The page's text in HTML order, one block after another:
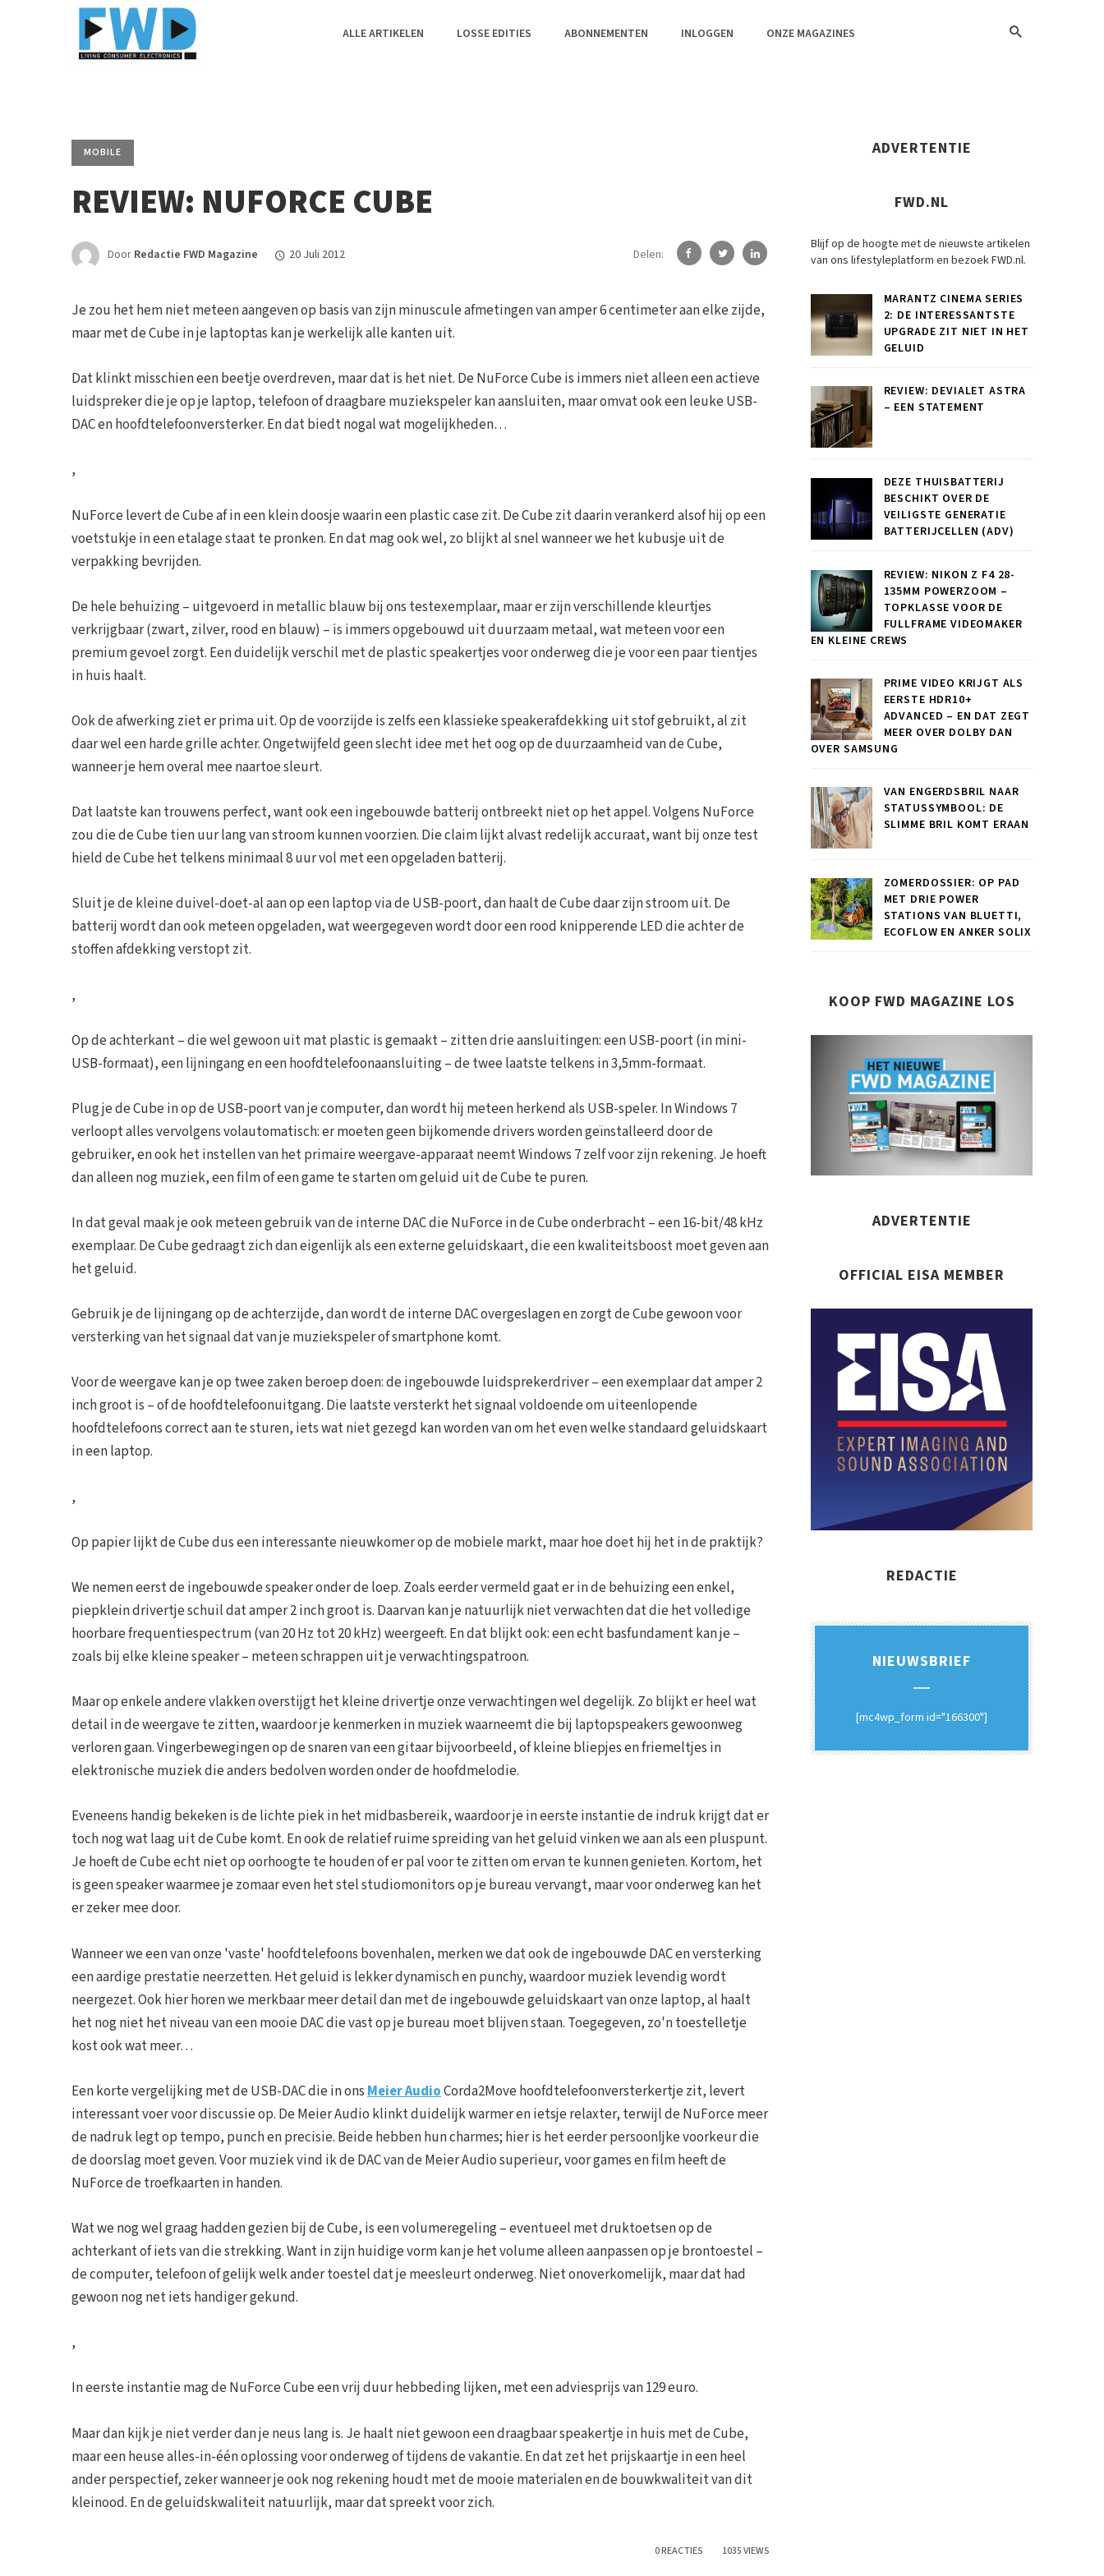
ALLE ARTIKELEN LOSSE EDITIES ABONNEMENTEN INLOGGEN ONZE MAGAZINES
MOBILE
REVIEW: NUFORCE CUBE
Door Redactie FWD Magazine 20 Juli 2012 Delen:
Je zou het hem niet meteen aangeven op basis van zijn minuscule afmetingen van amper 6 centimeter aan elke zijde,
maar met de Cube in je laptoptas kan je werkelijk alle kanten uit.
Dat klinkt misschien een beetje overdreven, maar dat is het niet. De NuForce Cube is immers niet alleen een actieve
luidspreker die je op je laptop, telefoon of draagbare muziekspeler kan aansluiten, maar omvat ook een leuke USB-
DAC en hoofdtelefoonversterker. En dat biedt nogal wat mogelijkheden…
,
NuForce levert de Cube af in een klein doosje waarin een plastic case zit. De Cube zit daarin verankerd alsof hij op een
voetstukje in een etalage staat te pronken. En dat mag ook wel, zo blijkt al snel wanneer we het kubusje uit de
verpakking bevrijden.
De hele behuizing – uitgevoerd in metallic blauw bij ons testexemplaar, maar er zijn verschillende kleurtjes
verkrijgbaar (zwart, zilver, rood en blauw) – is immers opgebouwd uit duurzaam metaal, wat meteen voor een
premium gevoel zorgt. Een duidelijk verschil met de plastic speakertjes voor onderweg die je voor een paar tientjes
in huis haalt.
Ook de afwerking ziet er prima uit. Op de voorzijde is zelfs een klassieke speakerafdekking uit stof gebruikt, al zit
daar wel een harde grille achter. Ongetwijfeld geen slecht idee met het oog op de duurzaamheid van de Cube,
wanneer je hem overal mee naartoe sleurt.
Dat laatste kan trouwens perfect, want ook een ingebouwde batterij ontbreekt niet op het appel. Volgens NuForce
zou die de Cube tien uur lang van stroom kunnen voorzien. Die claim lijkt alvast redelijk accuraat, want bij onze test
hield de Cube het telkens minimaal 8 uur vol met een opgeladen batterij.
Sluit je de kleine duivel-doet-al aan op een laptop via de USB-poort, dan haalt de Cube daar zijn stroom uit. De
batterij wordt dan ook meteen opgeladen, wat weergegeven wordt door een rood knipperende LED die achter de
stoffen afdekking verstopt zit.
,
Op de achterkant – die wel gewoon uit mat plastic is gemaakt – zitten drie aansluitingen: een USB-poort (in mini-
USB-formaat), een lijningang en een hoofdtelefoonaansluiting – de twee laatste telkens in 3,5mm-formaat.
Plug je de Cube in op de USB-poort van je computer, dan wordt hij meteen herkend als USB-speler. In Windows 7
verloopt alles vervolgens volautomatisch: er moeten geen bijkomende drivers worden geïnstalleerd door de
gebruiker, en ook het instellen van het primaire weergave-apparaat neemt Windows 7 zelf voor zijn rekening. Je hoeft
dan alleen nog muziek, een film of een game te starten om geluid uit de Cube te puren.
In dat geval maak je ook meteen gebruik van de interne DAC die NuForce in de Cube onderbracht – een 16-bit/48 kHz
exemplaar. De Cube gedraagt zich dan eigenlijk als een externe geluidskaart, die een kwaliteitsboost moet geven aan
het geluid.
Gebruik je de lijningang op de achterzijde, dan wordt de interne DAC overgeslagen en zorgt de Cube gewoon voor
versterking van het signaal dat van je muziekspeler of smartphone komt.
Voor de weergave kan je op twee zaken beroep doen: de ingebouwde luidsprekerdriver – een exemplaar dat amper 2
inch groot is – of de hoofdtelefoonuitgang. Die laatste versterkt het signaal voldoende om uiteenlopende
hoofdtelefoons correct aan te sturen, iets wat niet gezegd kan worden van om het even welke standaard geluidskaart
in een laptop.
,
Op papier lijkt de Cube dus een interessante nieuwkomer op de mobiele markt, maar hoe doet hij het in de praktijk?
We nemen eerst de ingebouwde speaker onder de loep. Zoals eerder vermeld gaat er in de behuizing een enkel,
piepklein drivertje schuil dat amper 2 inch groot is. Daarvan kan je natuurlijk niet verwachten dat die het volledige
hoorbare frequentiespectrum (van 20 Hz tot 20 kHz) weergeeft. En dat blijkt ook: een echt basfundament kan je –
zoals bij elke kleine speaker – meteen schrappen uit je verwachtingspatroon.
Maar op enkele andere vlakken overstijgt het kleine drivertje onze verwachtingen wel degelijk. Zo blijkt er heel wat
detail in de weergave te zitten, waardoor je kenmerken in muziek waarneemt die bij laptopspeakers gewoonweg
verloren gaan. Vingerbewegingen op de snaren van een gitaar bijvoorbeeld, of kleine bliepjes en friemeltjes in
elektronische muziek die anders bedolven worden onder de hoofdmelodie.
Eveneens handig bekeken is de lichte piek in het midbasbereik, waardoor je in eerste instantie de indruk krijgt dat er
toch nog wat laag uit de Cube komt. En ook de relatief ruime spreiding van het geluid vinken we aan als een pluspunt.
Je hoeft de Cube echt niet op oorhoogte te houden of er pal voor te zitten om ervan te kunnen genieten. Kortom, het
is geen speaker waarmee je zomaar even het stel studiomonitors op je bureau vervangt, maar voor onderweg kan het
er zeker mee door.
Wanneer we een van onze 'vaste' hoofdtelefoons bovenhalen, merken we dat ook de ingebouwde DAC en versterking
een aardige prestatie neerzetten. Het geluid is lekker dynamisch en punchy, waardoor muziek levendig wordt
neergezet. Ook hier horen we merkbaar meer detail dan met de ingebouwde geluidskaart van onze laptop, al haalt
het nog niet het niveau van een mooie DAC die vast op je bureau moet blijven staan. Toegegeven, zo'n toestelletje
kost ook wat meer…
Een korte vergelijking met de USB-DAC die in ons Meier AudioCorda2Move hoofdtelefoonversterkertje zit, levert
interessant voer voor discussie op. De Meier Audio klinkt duidelijk warmer en ietsje relaxter, terwijl de NuForce meer
de nadruk legt op tempo, punch en precisie. Beide hebben hun charmes; hier is het eerder persoonljke voorkeur die
de doorslag moet geven. Voor muziek vind ik de DAC van de Meier Audio superieur, voor games en film heeft de
NuForce de troefkaarten in handen.
Wat we nog wel graag hadden gezien bij de Cube, is een volumeregeling – eventueel met druktoetsen op de
achterkant of iets van die strekking. Want in zijn huidige vorm kan je het volume alleen aanpassen op je brontoestel –
de computer, telefoon of gelijk welk ander toestel dat je meesleurt onderweg. Niet onoverkomelijk, maar dat had
gewoon nog net iets handiger gekund.
,
In eerste instantie mag de NuForce Cube een vrij duur hebbeding lijken, met een adviesprijs van 129 euro.
Maar dan kijk je niet verder dan je neus lang is. Je haalt niet gewoon een draagbaar speakertje in huis met de Cube,
maar een heuse alles-in-één oplossing voor onderweg of tijdens de vakantie. En dat zet het prijskaartje in een heel
ander perspectief, zeker wanneer je ook nog rekening houdt met de mooie materialen en de bouwkwaliteit van dit
kleinood. En de geluidskwaliteit natuurlijk, maar dat spreekt voor zich.
0 REACTIES 1035 VIEWS
ADVERTENTIE
FWD.NL
Blijf op de hoogte met de nieuwste artikelen
van ons lifestyleplatform en bezoek FWD.nl.
MARANTZ CINEMA SERIES
2: DE INTERESSANTSTE
UPGRADE ZIT NIET IN HET
GELUID
REVIEW: DEVIALET ASTRA
– EEN STATEMENT
DEZE THUISBATTERIJ
BESCHIKT OVER DE
VEILIGSTE GENERATIE
BATTERIJCELLEN (ADV)
REVIEW: NIKON Z F4 28-
135MM POWERZOOM –
TOPKLASSE VOOR DE
FULLFRAME VIDEOMAKER
EN KLEINE CREWS
PRIME VIDEO KRIJGT ALS
EERSTE HDR10+
ADVANCED – EN DAT ZEGT
MEER OVER DOLBY DAN
OVER SAMSUNG
VAN ENGERDSBRIL NAAR
STATUSSYMBOOL: DE
SLIMME BRIL KOMT ERAAN
ZOMERDOSSIER: OP PAD
MET DRIE POWER
STATIONS VAN BLUETTI,
ECOFLOW EN ANKER SOLIX
KOOP FWD MAGAZINE LOS
ADVERTENTIE
OFFICIAL EISA MEMBER
REDACTIE
NIEUWSBRIEF
[mc4wp_form id="166300"]